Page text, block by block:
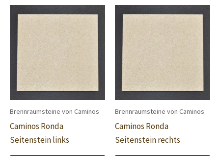
Brennraumsteine von Caminos
Caminos Ronda
Seitenstein links
Brennraumsteine von Caminos
Caminos Ronda
Seitenstein rechts